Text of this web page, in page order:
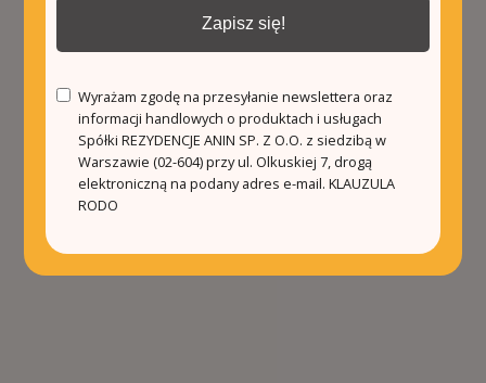
Zapisz się!
Wyrażam zgodę na przesyłanie newslettera oraz
informacji handlowych o produktach i usługach
Spółki REZYDENCJE ANIN SP. Z O.O. z siedzibą w
Warszawie (02-604) przy ul. Olkuskiej 7, drogą
elektroniczną na podany adres e-mail.KLAUZULA
RODO